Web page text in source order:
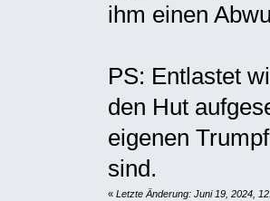
ihm einen
PS: Entlastet
den Hut
eigenen
sind.
« Letzte Änderung: Juni 19, 2024,